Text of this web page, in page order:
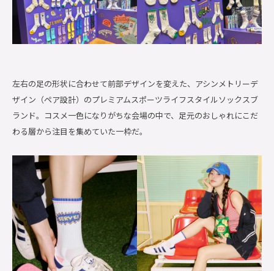
左右の足の形状に合わせて前部デザインを変えた、アシンメトリーデ
ザイン（ペア設計）のプレミアムスポーツライフスタイルソックスブ
ランド。コスメ一色になりがちな会場の中で、足元のおしゃれにこだ
わる層から注目を集めていた一枠だ。